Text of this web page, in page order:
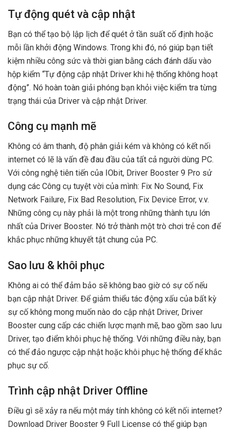
Tự động quét và cập nhật
Bạn có thể tạo bộ lập lịch để quét ở tần suất cố định hoặc
mỗi lần khởi động Windows. Trong khi đó, nó giúp bạn tiết
kiệm nhiều công sức và thời gian bằng cách đánh dấu vào
hộp kiểm “Tự động cập nhật Driver khi hệ thống không hoạt
động”. Nó hoàn toàn giải phóng bạn khỏi việc kiểm tra từng
trạng thái của Driver và cập nhật Driver.
Công cụ mạnh mẽ
Không có âm thanh, độ phân giải kém và không có kết nối
internet có lẽ là vấn đề đau đầu của tất cả người dùng PC.
Với công nghệ tiên tiến của IObit, Driver Booster 9 Pro sử
dụng các Công cụ tuyệt vời của mình: Fix No Sound, Fix
Network Failure, Fix Bad Resolution, Fix Device Error, v.v.
Những công cụ này phải là một trong những thành tựu lớn
nhất của Driver Booster. Nó trở thành một trò chơi trẻ con để
khắc phục những khuyết tật chung của PC.
Sao lưu & khôi phục
Không ai có thể đảm bảo sẽ không bao giờ có sự cố nếu
bạn cập nhật Driver. Để giảm thiểu tác động xấu của bất kỳ
sự cố không mong muốn nào do cập nhật Driver, Driver
Booster cung cấp các chiến lược mạnh mẽ, bao gồm sao lưu
Driver, tạo điểm khôi phục hệ thống. Với những điều này, bạn
có thể đảo ngược cập nhật hoặc khôi phục hệ thống để khắc
phục sự cố.
Trình cập nhật Driver Offline
Điều gì sẽ xảy ra nếu một máy tính không có kết nối internet?
Download Driver Booster 9 Full License có thể giúp bạn